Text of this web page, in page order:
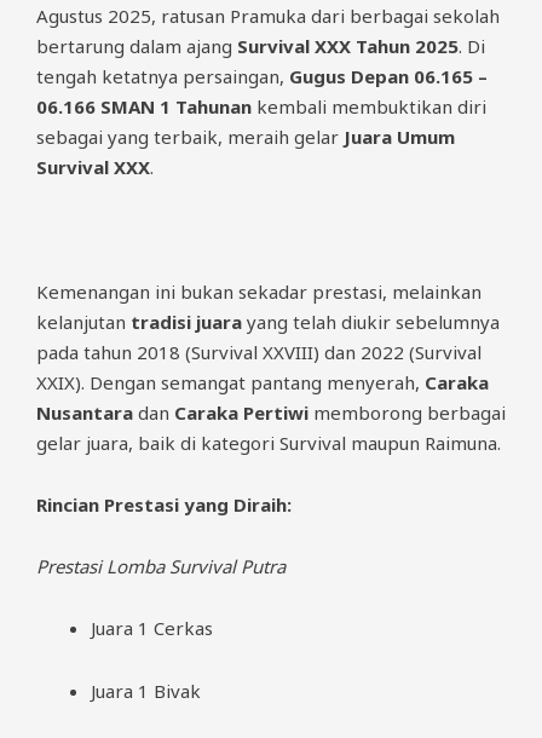
Agustus 2025, ratusan Pramuka dari berbagai sekolah
bertarung dalam ajang Survival XXX Tahun 2025. Di
tengah ketatnya persaingan, Gugus Depan 06.165 –
06.166 SMAN 1 Tahunan kembali membuktikan diri
sebagai yang terbaik, meraih gelar Juara Umum
Survival XXX.
Kemenangan ini bukan sekadar prestasi, melainkan
kelanjutan tradisi juara yang telah diukir sebelumnya
pada tahun 2018 (Survival XXVIII) dan 2022 (Survival
XXIX). Dengan semangat pantang menyerah, Caraka
Nusantara dan Caraka Pertiwi memborong berbagai
gelar juara, baik di kategori Survival maupun Raimuna.
Rincian Prestasi yang Diraih:
Prestasi Lomba Survival Putra
Juara 1 Cerkas
Juara 1 Bivak